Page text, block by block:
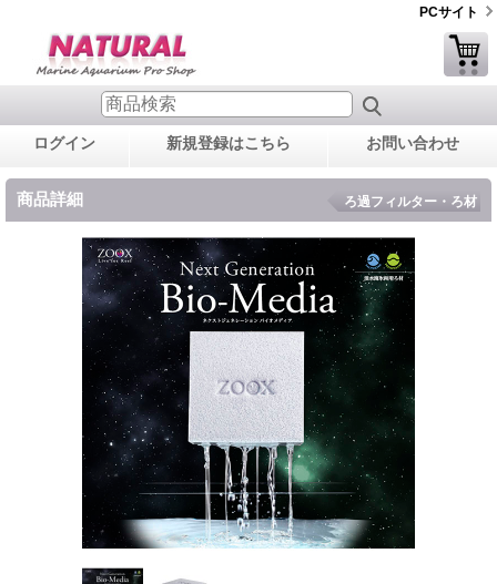
PCサイト
ログイン 新規登録はこちら お問い合わせ
商品詳細 ろ過フィルター・ろ材